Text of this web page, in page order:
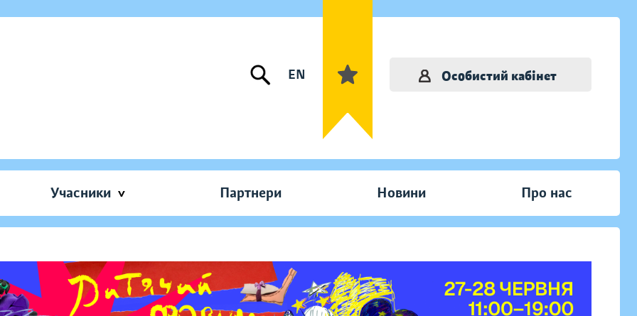
EN Особистий кабінет
Учасники Партнери Новини Про нас